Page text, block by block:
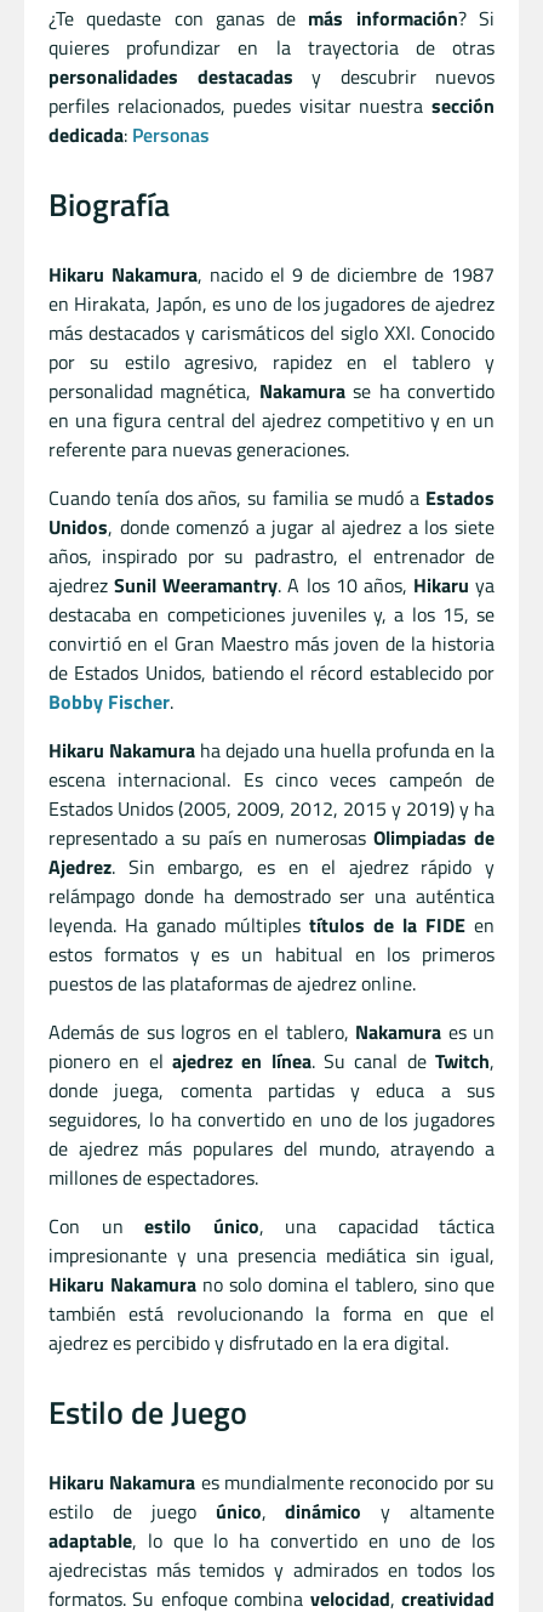
¿Te quedaste con ganas de más información? Si
quieres profundizar en la trayectoria de otras
personalidades destacadas y descubrir nuevos
perfiles relacionados, puedes visitar nuestra sección
dedicada: Personas
Biografía
Hikaru Nakamura, nacido el 9 de diciembre de 1987
en Hirakata, Japón, es uno de los jugadores de ajedrez
más destacados y carismáticos del siglo XXI. Conocido
por su estilo agresivo, rapidez en el tablero y
personalidad magnética, Nakamurase ha convertido
en una figura central del ajedrez competitivo y en un
referente para nuevas generaciones.
Cuando tenía dos años, su familia se mudó a Estados
Unidos, donde comenzó a jugar al ajedrez a los siete
años, inspirado por su padrastro, el entrenador de
ajedrezSunil Weeramantry. A los 10 años, Hikaru ya
destacaba en competiciones juveniles y, a los 15, se
convirtió en el Gran Maestro más joven de la historia
de Estados Unidos, batiendo el récord establecido por
Bobby Fischer.
Hikaru Nakamura ha dejado una huella profunda en la
escena internacional. Es cinco veces campeón de
Estados Unidos (2005, 2009, 2012, 2015 y 2019) y ha
representado a su país en numerosasOlimpiadas de
Ajedrez. Sin embargo, es en el ajedrez rápido y
relámpago donde ha demostrado ser una auténtica
leyenda. Ha ganado múltiples títulos de la FIDE en
estos formatos y es un habitual en los primeros
puestos de las plataformas de ajedrez online.
Además de sus logros en el tablero, Nakamura es un
pionero en el ajedrez en línea. Su canal deTwitch,
donde juega, comenta partidas y educa a sus
seguidores, lo ha convertido en uno de los jugadores
de ajedrez más populares del mundo, atrayendo a
millones de espectadores.
Con un estilo único, una capacidad táctica
impresionante y una presencia mediática sin igual,
Hikaru Nakamura no solo domina el tablero, sino que
también está revolucionando la forma en que el
ajedrez es percibido y disfrutado en la era digital.
Estilo de Juego
Hikaru Nakamura es mundialmente reconocido por su
estilo de juego único,dinámico y altamente
adaptable, lo que lo ha convertido en uno de los
ajedrecistas más temidos y admirados en todos los
formatos. Su enfoque combina velocidad,creatividad